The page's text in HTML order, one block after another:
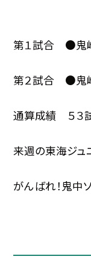
第１試合 ●
第２試合 ●
通算成績 ５３
来週の東海ジュ
がんばれ！鬼中ソ